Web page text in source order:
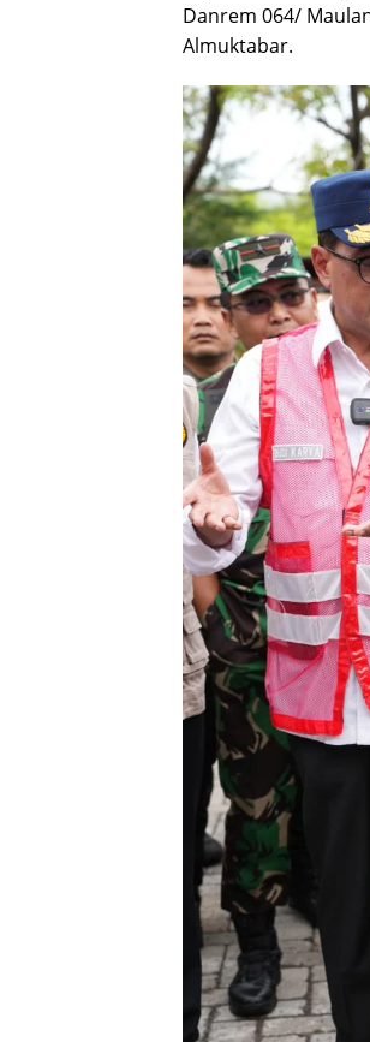
Danrem 064/
Almuktabar.